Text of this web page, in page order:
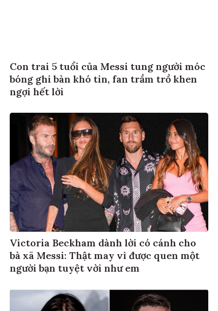
Con trai 5 tuổi của Messi tung người móc
bóng ghi bàn khó tin, fan trầm trồ khen
ngợi hết lời
Victoria Beckham dành lời có cánh cho
bà xã Messi: Thật may vì được quen một
người bạn tuyệt vời như em